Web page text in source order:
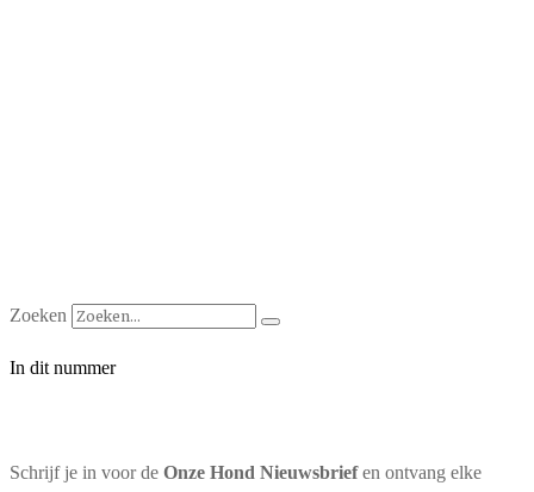
Zoeken
In dit nummer
Schrijf je in voor de Onze Hond Nieuwsbriefen ontvang elke